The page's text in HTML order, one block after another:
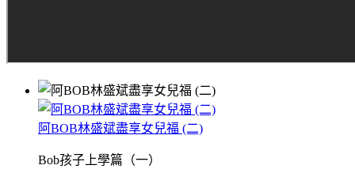
阿BOB林盛斌盡享女兒福 (二)
Bob孩子上學篇（一）